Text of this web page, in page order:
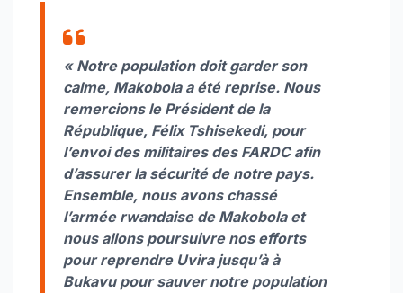
« Notre population doit garder son
calme, Makobola a été reprise. Nous
remercions le Président de la
République, Félix Tshisekedi, pour
l’envoi des militaires des FARDC afin
d’assurer la sécurité de notre pays.
Ensemble, nous avons chassé
l’armée rwandaise de Makobola et
nous allons poursuivre nos efforts
pour reprendre Uvira jusqu’à à
Bukavu pour sauver notre population